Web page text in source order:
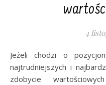
4
Jeżeli chodzi o pozycjonowanie stron, to jednym z
najtrudniejszych i
zdobycie